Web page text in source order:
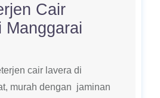
Cair
Manggarai
cair lavera di
murah dengan jaminan